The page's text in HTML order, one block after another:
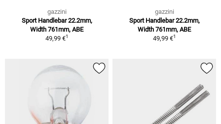
gazzini
Sport Handlebar 22.2mm,
Width 761mm, ABE
49,99 €1
gazzini
Sport Handlebar 22.2mm,
Width 761mm, ABE
49,99 €1